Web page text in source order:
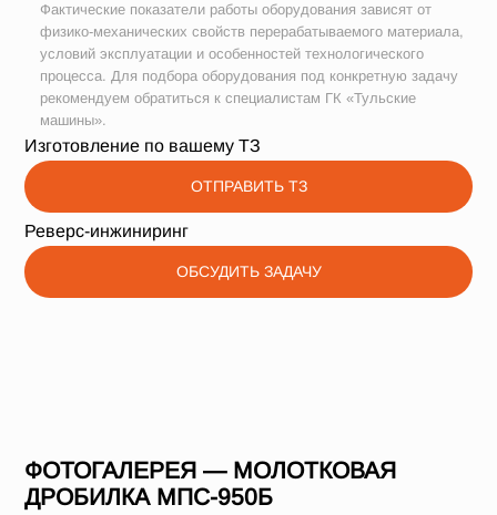
Фактические показатели работы оборудования зависят от
физико-механических свойств перерабатываемого материала,
условий эксплуатации и особенностей технологического
процесса. Для подбора оборудования под конкретную задачу
рекомендуем обратиться к специалистам ГК «Тульские
машины».
Изготовление по вашему ТЗ
ОТПРАВИТЬ ТЗ
Реверс-инжиниринг
ОБСУДИТЬ ЗАДАЧУ
ФОТОГАЛЕРЕЯ — МОЛОТКОВАЯ
ДРОБИЛКА МПС-950Б